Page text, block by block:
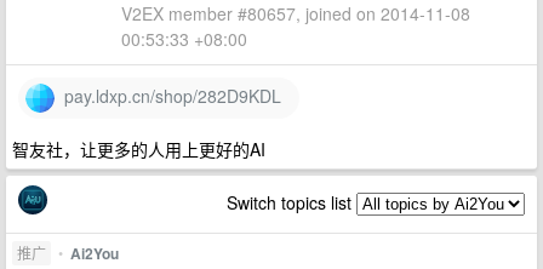
V2EX member #80657, joined on 2014-11-08
00:53:33 +08:00
pay.ldxp.cn/shop/282D9KDL
智友社，让更多的人用上更好的AI
Switch topics list
推广 • Ai2You